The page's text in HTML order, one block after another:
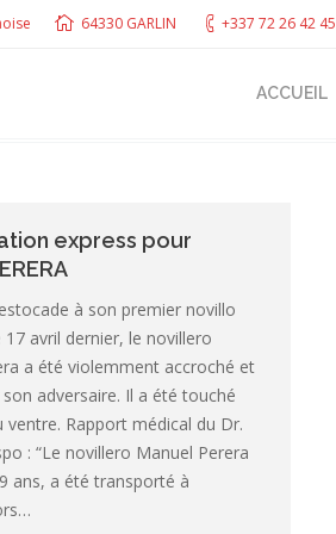
64330 GARLIN +337 72 26 42 45
ACCUEIL
express pour
à son premier novillo
17 avril dernier, le novillero
a été violemment accroché et
adversaire. Il a été touché
ventre. Rapport médical du Dr.
: “Le novillero Manuel Perera
ans, a été transporté à